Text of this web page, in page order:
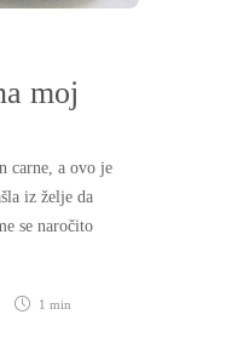
moj
carne, a ovo je
iz želje da
se naročito
1 min